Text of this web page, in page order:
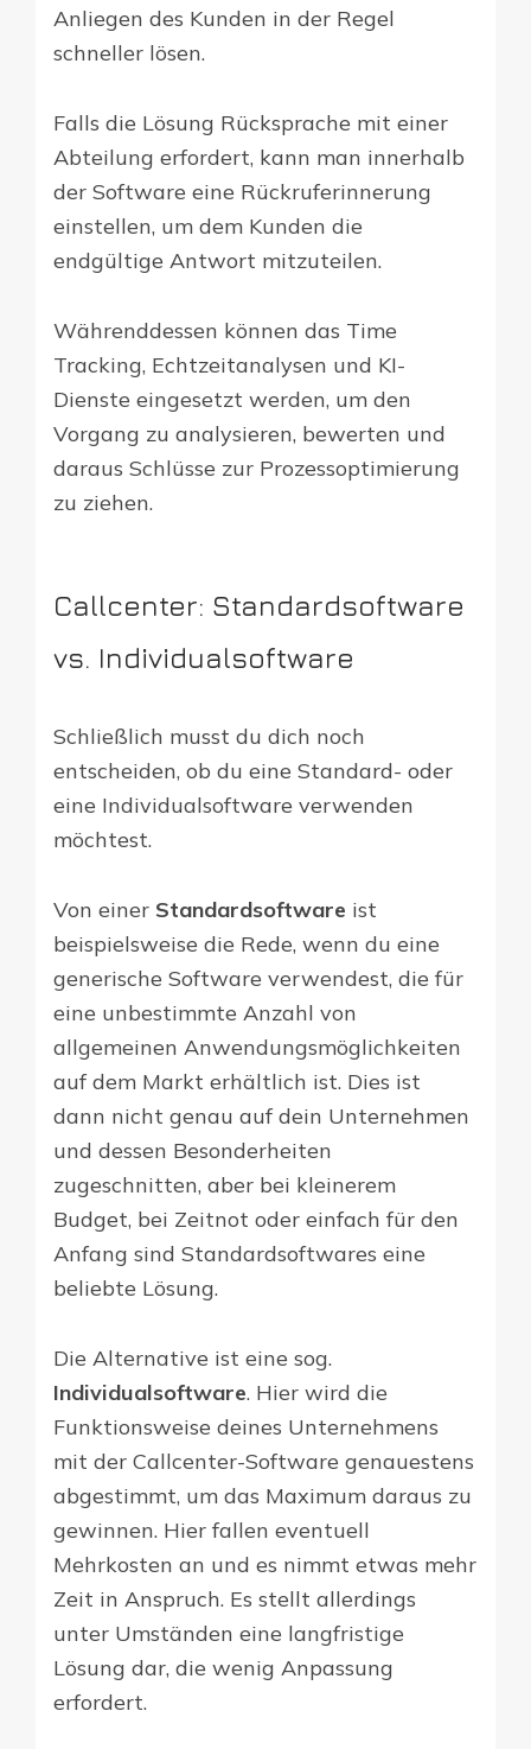
Anliegen des Kunden in der Regel
schneller lösen.
Falls die Lösung Rücksprache mit einer
Abteilung erfordert, kann man innerhalb
der Software eine Rückruferinnerung
einstellen, um dem Kunden die
endgültige Antwort mitzuteilen.
Währenddessen können das Time
Tracking, Echtzeitanalysen und KI-
Dienste eingesetzt werden, um den
Vorgang zu analysieren, bewerten und
daraus Schlüsse zur Prozessoptimierung
zu ziehen.
Callcenter: Standardsoftware
vs. Individualsoftware
Schließlich musst du dich noch
entscheiden, ob du eine Standard- oder
eine Individualsoftware verwenden
möchtest.
Von einer Standardsoftware ist
beispielsweise die Rede, wenn du eine
generische Software verwendest, die für
eine unbestimmte Anzahl von
allgemeinen Anwendungsmöglichkeiten
auf dem Markt erhältlich ist. Dies ist
dann nicht genau auf dein Unternehmen
und dessen Besonderheiten
zugeschnitten, aber bei kleinerem
Budget, bei Zeitnot oder einfach für den
Anfang sind Standardsoftwares eine
beliebte Lösung.
Die Alternative ist eine sog.
Individualsoftware. Hier wird die
Funktionsweise deines Unternehmens
mit der Callcenter-Software genauestens
abgestimmt, um das Maximum daraus zu
gewinnen. Hier fallen eventuell
Mehrkosten an und es nimmt etwas mehr
Zeit in Anspruch. Es stellt allerdings
unter Umständen eine langfristige
Lösung dar, die wenig Anpassung
erfordert.